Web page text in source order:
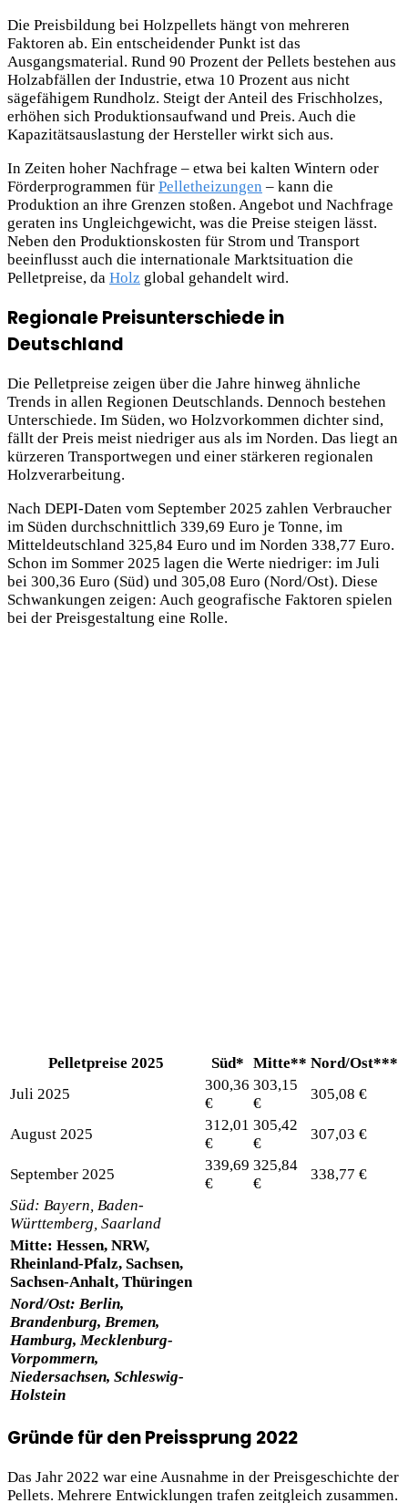
Die Preisbildung bei Holzpellets hängt von mehreren
Faktoren ab. Ein entscheidender Punkt ist das
Ausgangsmaterial. Rund 90 Prozent der Pellets bestehen aus
Holzabfällen der Industrie, etwa 10 Prozent aus nicht
sägefähigem Rundholz. Steigt der Anteil des Frischholzes,
erhöhen sich Produktionsaufwand und Preis. Auch die
Kapazitätsauslastung der Hersteller wirkt sich aus.
In Zeiten hoher Nachfrage – etwa bei kalten Wintern oder
Förderprogrammen für Pelletheizungen – kann die
Produktion an ihre Grenzen stoßen. Angebot und Nachfrage
geraten ins Ungleichgewicht, was die Preise steigen lässt.
Neben den Produktionskosten für Strom und Transport
beeinflusst auch die internationale Marktsituation die
Pelletpreise, da Holz global gehandelt wird.
Regionale Preisunterschiede in
Deutschland
Die Pelletpreise zeigen über die Jahre hinweg ähnliche
Trends in allen Regionen Deutschlands. Dennoch bestehen
Unterschiede. Im Süden, wo Holzvorkommen dichter sind,
fällt der Preis meist niedriger aus als im Norden. Das liegt an
kürzeren Transportwegen und einer stärkeren regionalen
Holzverarbeitung.
Nach DEPI-Daten vom September 2025 zahlen Verbraucher
im Süden durchschnittlich 339,69 Euro je Tonne, im
Mitteldeutschland 325,84 Euro und im Norden 338,77 Euro.
Schon im Sommer 2025 lagen die Werte niedriger: im Juli
bei 300,36 Euro (Süd) und 305,08 Euro (Nord/Ost). Diese
Schwankungen zeigen: Auch geografische Faktoren spielen
bei der Preisgestaltung eine Rolle.
Pelletpreise 2025 Süd* Mitte** Nord/Ost***
Juli 2025
300,36
€
303,15
€
305,08 €
August 2025
312,01
€
305,42
€
307,03 €
September 2025
339,69
€
325,84
€
338,77 €
Süd: Bayern, Baden-
Württemberg, Saarland
Mitte: Hessen, NRW,
Rheinland-Pfalz, Sachsen,
Sachsen-Anhalt, Thüringen
Nord/Ost: Berlin,
Brandenburg, Bremen,
Hamburg, Mecklenburg-
Vorpommern,
Niedersachsen, Schleswig-
Holstein
Gründe für den Preissprung 2022
Das Jahr 2022 war eine Ausnahme in der Preisgeschichte der
Pellets. Mehrere Entwicklungen trafen zeitgleich zusammen.